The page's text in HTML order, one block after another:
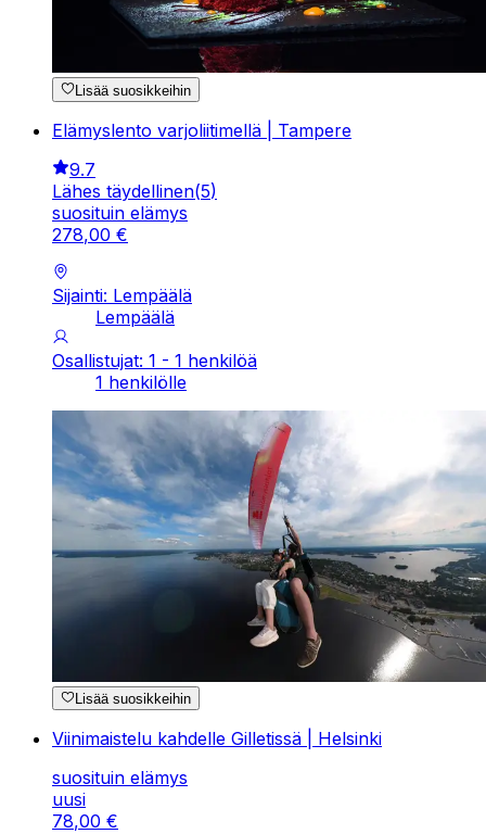
Lisää suosikkeihin
Elämyslento varjoliitimellä | Tampere
9.7
Lähes täydellinen(5)
suosituin elämys
278,00 €
Sijainti: Lempäälä
Lempäälä
Osallistujat: 1 - 1 henkilöä
1 henkilölle
Lisää suosikkeihin
Viinimaistelu kahdelle Gilletissä | Helsinki
suosituin elämys
uusi
78,00 €